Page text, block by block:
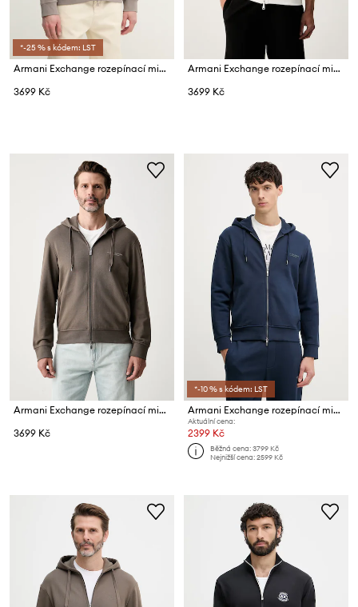
*-25 % s kódem: LST
Armani Exchange rozepínací mikina s kapucí pánská s bavlnou
3699 Kč
Armani Exchange rozepínací mikina s kapucí pánská s bavlnou
3699 Kč
Armani Exchange rozepínací mikina s kapucí pánská bavlněná
3699 Kč
*-10 % s kódem: LST
Armani Exchange rozepínací mikina s kapucí pánská bavlněná
Aktuální cena:
2399 Kč
Běžná cena:3799 Kč
Nejnižší cena:2599 Kč